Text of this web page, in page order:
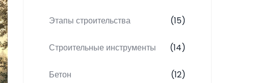
Этапы строительства (15)
Строительные инструменты (14)
Бетон (12)